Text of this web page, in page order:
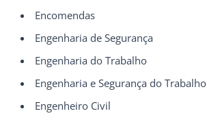
Encomendas
Engenharia de Segurança
Engenharia do Trabalho
Engenharia e Segurança do Trabalho
Engenheiro Civil